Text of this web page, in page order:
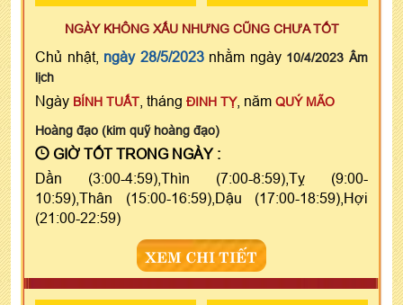
NGÀY KHÔNG XẤU NHƯNG CŨNG CHƯA TỐT
Chủ nhật, ngày 28/5/2023nhằm ngày 10/4/2023 Âm
lịch
Ngày BÍNH TUẤT , tháng ĐINH TỴ, năm QUÝ MÃO
Hoàng đạo (kim quỹ hoàng đạo)
GIỜ TỐT TRONG NGÀY :
Dần (3:00-4:59),Thìn (7:00-8:59),Tỵ (9:00-
10:59),Thân (15:00-16:59),Dậu (17:00-18:59),Hợi
(21:00-22:59)
XEM CHI TIẾT